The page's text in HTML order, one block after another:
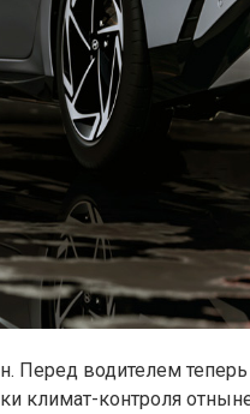
Перед водителем
климат-контроля